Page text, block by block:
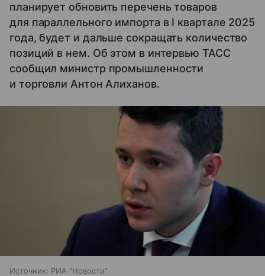
планирует обновить перечень товаров
для параллельного импорта в I квартале 2025
года, будет и дальше сокращать количество
позиций в нем. Об этом в интервью ТАСС
сообщил министр промышленности
и торговли Антон Алиханов.
Источник: РИА "Новости"